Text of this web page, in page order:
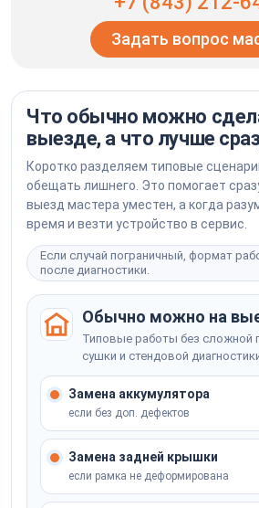
Задать вопрос
Что обычно можно
выезде, а что лучше
Коротко разделяем типовые
обещать лишнего. Это помогает
выезд мастера уместен, а когда
время и везти устройство в сервис.
Если случай пограничный, формат
после диагностики.
Обычно можно на
Типовые работы без сложной
сушки и стендовой
Замена аккумулятора
если без доп. дефектов
Замена задней крышки
если рамка не деформирована